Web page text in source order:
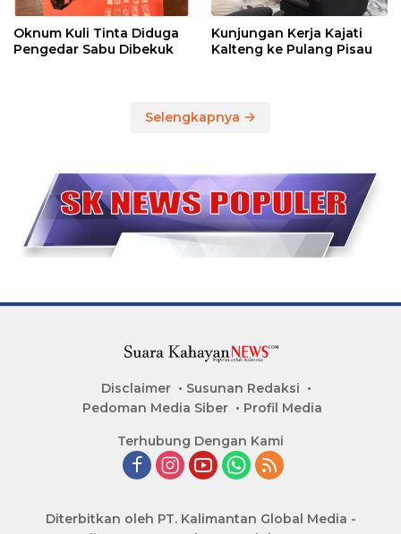
Oknum Kuli Tinta Diduga
Pengedar Sabu Dibekuk
Kunjungan Kerja Kajati
Kalteng ke Pulang Pisau
Selengkapnya
Disclaimer
Susunan Redaksi
Pedoman Media Siber
Profil Media
Terhubung Dengan Kami
Diterbitkan oleh PT. Kalimantan Global Media -